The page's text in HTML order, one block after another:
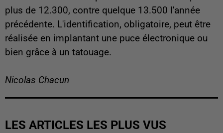
plus de 12.300, contre quelque 13.500 l'année
précédente. L'identification, obligatoire, peut être
réalisée en implantant une puce électronique ou
bien grâce à un tatouage.
Nicolas Chacun
LES ARTICLES LES PLUS VUS